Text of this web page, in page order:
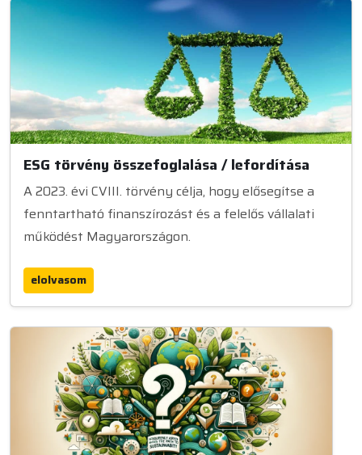
ESG törvény összefoglalása / lefordítása
A 2023. évi CVIII. törvény célja, hogy elősegítse a
fenntartható finanszírozást és a felelős vállalati
működést Magyarországon.
elolvasom